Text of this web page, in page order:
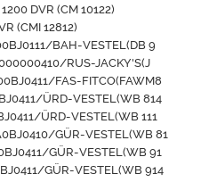
DVR (CM 10122)
(CMI 12812)
BAH-VESTEL(DB 9
RUS-JACKY'S(J
FAS-FITCO(FAWM8
ÜRD-VESTEL(WB 814
ÜRD-VESTEL(WB 111
GÜR-VESTEL(WB 81
GÜR-VESTEL(WB 91
GÜR-VESTEL(WB 914